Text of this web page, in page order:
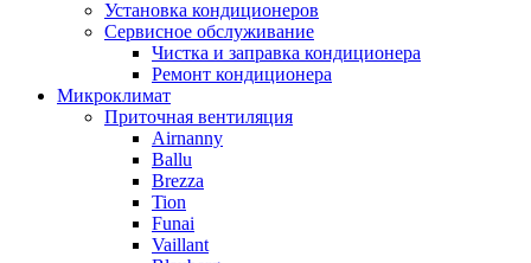
Установка кондиционеров
Сервисное обслуживание
Чистка и заправка кондиционера
Ремонт кондиционера
Микроклимат
Приточная вентиляция
Airnanny
Ballu
Brezza
Tion
Funai
Vaillant